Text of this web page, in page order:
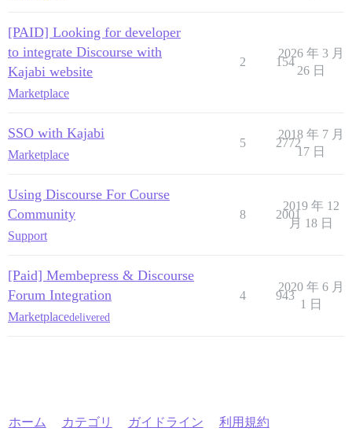
[PAID] Looking for developer
to integrate Discourse with
Kajabi website
Marketplace
2 154
2026 年 3 月
26 日
SSO with Kajabi
Marketplace
5 2772
2018 年 7 月
17 日
Using Discourse For Course
Community
Support
8 2001
2019 年 12
月 18 日
[Paid] Membepress & Discourse
Forum Integration
Marketplacedelivered
4 943
2020 年 6 月
1 日
ホーム カテゴリ ガイドライン 利用規約